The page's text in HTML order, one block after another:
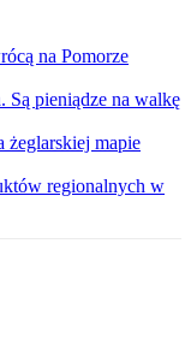
na Pomorze
Są pieniądze na walkę
żeglarskiej mapie
regionalnych w